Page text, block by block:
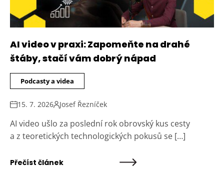
AI video v praxi: Zapomeňte na drahé
štáby, stačí vám dobrý nápad
Podcasty a videa
15. 7. 2026 Josef Řezníček
AI video ušlo za poslední rok obrovský kus cesty
a z teoretických technologických pokusů se […]
Přečíst článek